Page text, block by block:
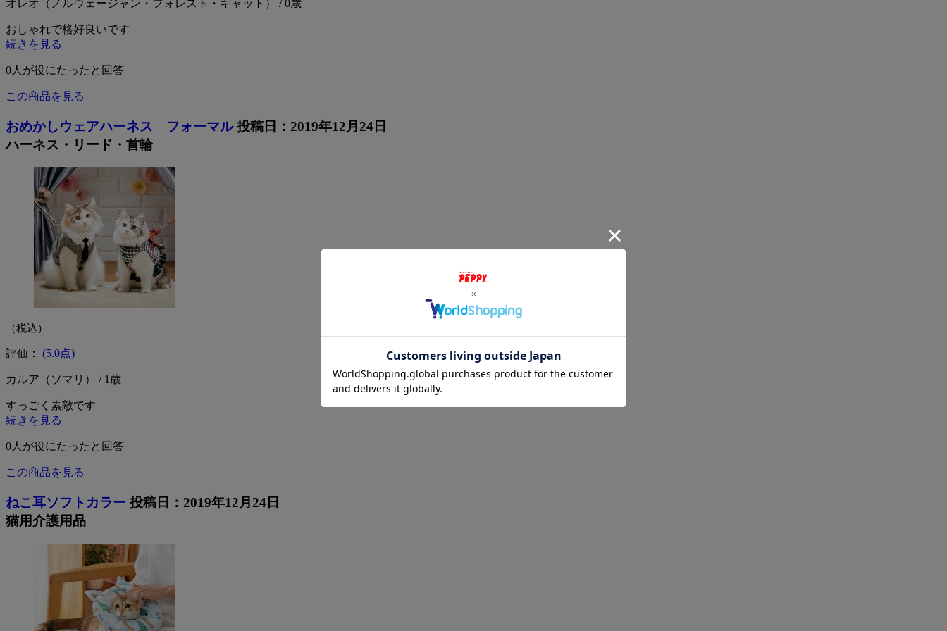
オレオ（ノルウェージャン・フォレスト・キャット） / 0歳
おしゃれで格好良いです
続きを見る
0 人が役にたったと回答
この商品を見る
おめかしウェアハーネス フォーマル 投稿日：2019年12月24日
ハーネス・リード・首輪
（税込）
評価： (5.0点)
カルア（ソマリ） / 1歳
すっごく素敵です
続きを見る
0人が役にたったと回答
この商品を見る
ねこ耳ソフトカラー 投稿日：2019年12月24日
猫用介護用品